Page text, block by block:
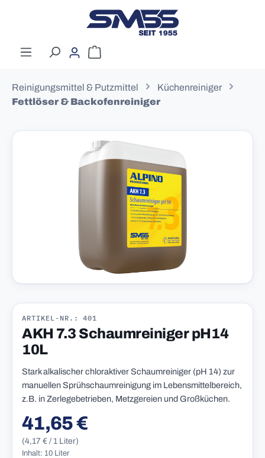
Zum Hauptinhalt springen
Warenkorb enthält 0 Positionen. Der
Reinigungsmittel & Putzmittel
Küchenreiniger
Fettlöser & Backofenreiniger
Bildergalerie überspringen
ARTIKEL-NR.: 401
AKH 7.3 Schaumreiniger pH14
10L
Stark alkalischer chloraktiver Schaumreiniger (pH 14) zur
manuellen Sprühschaumreinigung im Lebensmittelbereich,
z.B. in Zerlegebetrieben, Metzgereien und Großküchen.
Regulärer Preis:
41,65 €
(4,17 € / 1 Liter)
Inhalt: 10 Liter